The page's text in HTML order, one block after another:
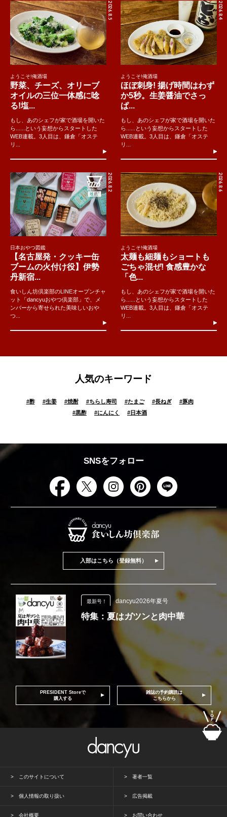
2026.8.5
ようこそ!俺酒場
野菜、チーズ、オリーブ
オイルの三位一体感に唸
る!塩...
もし、あのシェフが家で酒場を開いた
ら......という妄想からスタートした
WEB連載。3人目は、鎌倉「オステ
リ...
2026.8.4
ようこそ!俺酒場
ほぼ刺身! 揚げ時間はわず
か5秒。生姜醤油でさっ
ぱ...
もし、あのシェフが家で酒場を開いた
ら......という妄想からスタートした
WEB連載。3人目は、鎌倉「オステ
リ...
2026.8.2
日本おやつ図鑑
【名古屋発・クッキー缶
ブームの火付け役】伊勢
丹新宿...
食いしん坊倶楽部のLINEオープンチャ
ット「dancyuおやつ倶楽部」で、メ
ンバーから寄せられた美味しいおや
つ...
2026.8.6
ようこそ!俺酒場
太麺も細麺もショートも
ごちゃ混ぜ! 食感豊かな
「色...
もし、あのシェフが家で酒場を開いた
ら......という妄想からスタートした
WEB連載。3人目は、鎌倉「オステ
リ...
人気のキーワード
#酢 #生姜 #焼酎 #ちらし寿司 #たまご #長ねぎ #豚肉
#黒酢 #にんにく #日本酒
SNSをフォロー
入部はこちら（登録無料）
最新号！ dancyu2026年夏号
特集：夏はガツンと肉中華
PRESIDENT Storeで
購入する
雑誌の予約購読は
こちらから
このサイトについて 著者一覧
個人情報の取り扱い 広告掲載
会社概要 お問い合わせ